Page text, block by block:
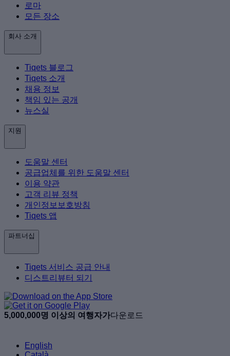
로마
모든 장소
회사 소개
Tiqets 블로그
Tiqets 소개
채용 정보
책임 있는 공개
뉴스실
지원
도움말 센터
공급업체를 위한 도움말 센터
이용 약관
고객 리뷰 정책
개인정보보호방침
Tiqets 앱
파트너십
Tiqets 서비스 공급 안내
디스트리뷰터 되기
5,000,000명 이상의 여행자가다운로드
English